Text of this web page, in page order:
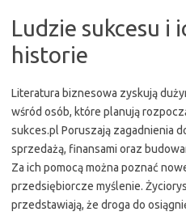
Ludzie sukcesu i
historie
Literatura biznesowa zyskują
wśród osób, które planują
sukces.pl Poruszają zagadnienia
sprzedażą, finansami oraz
Za ich pomocą można poznać
przedsiębiorcze myślenie.
przedstawiają, że droga do